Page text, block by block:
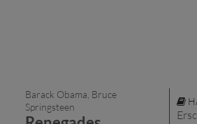
Barack Obama, Bruce
Springsteen